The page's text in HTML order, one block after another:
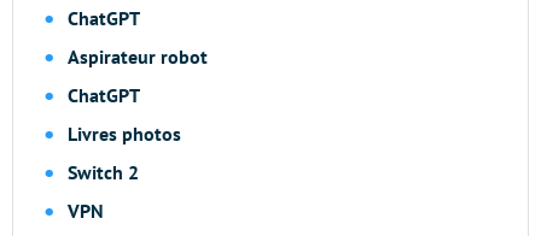
ChatGPT
Aspirateur robot
ChatGPT
Livres photos
Switch 2
VPN